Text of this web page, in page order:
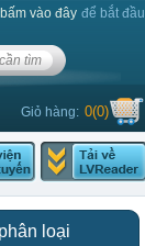
bấm vào đây để bắt đầu
Giỏ hàng: 0(0)
loại